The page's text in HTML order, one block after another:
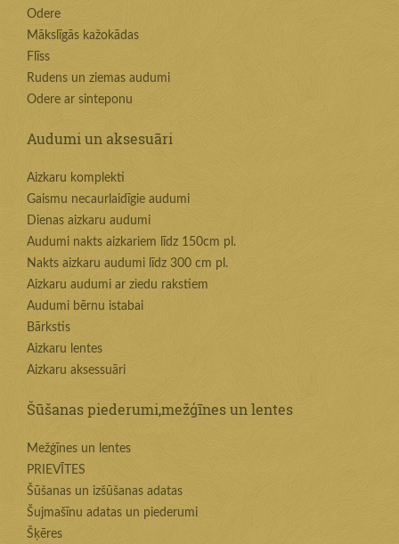
Odere
Mākslīgās kažokādas
Flīss
Rudens un ziemas audumi
Odere ar sinteponu
Audumi un aksesuāri
Aizkaru komplekti
Gaismu necaurlaidīgie audumi
Dienas aizkaru audumi
Audumi nakts aizkariem līdz 150cm pl.
Nakts aizkaru audumi līdz 300 cm pl.
Aizkaru audumi ar ziedu rakstiem
Audumi bērnu istabai
Bārkstis
Aizkaru lentes
Aizkaru aksessuāri
Šūšanas piederumi,mežģīnes un lentes
Mežģīnes un lentes
PRIEVĪTES
Šūšanas un izšūšanas adatas
Šujmašīnu adatas un piederumi
Šķēres